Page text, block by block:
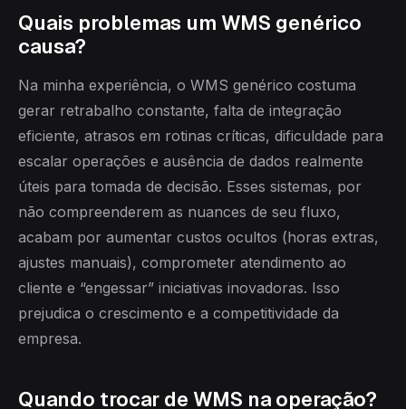
Quais problemas um WMS genérico
causa?
Na minha experiência, o WMS genérico costuma
gerar retrabalho constante, falta de integração
eficiente, atrasos em rotinas críticas, dificuldade para
escalar operações e ausência de dados realmente
úteis para tomada de decisão. Esses sistemas, por
não compreenderem as nuances de seu fluxo,
acabam por aumentar custos ocultos (horas extras,
ajustes manuais), comprometer atendimento ao
cliente e “engessar” iniciativas inovadoras. Isso
prejudica o crescimento e a competitividade da
empresa.
Quando trocar de WMS na operação?